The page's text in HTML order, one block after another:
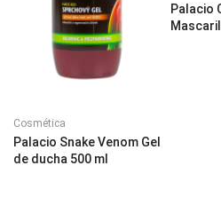
Cosmética
Palacio Snake Venom Gel
de ducha 500 ml
Palacio